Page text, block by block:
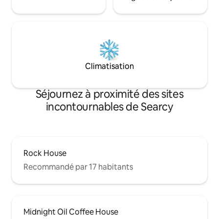
Climatisation
Séjournez à proximité des sites
incontournables de Searcy
Rock House
Recommandé par 17 habitants
Midnight Oil Coffee House